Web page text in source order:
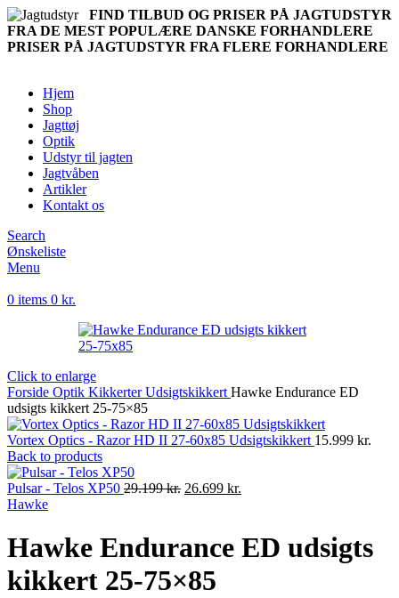
FIND TILBUD OG PRISER PÅ JAGTUDSTYR
FRA DE MEST POPULÆRE DANSKE FORHANDLERE
PRISER PÅ JAGTUDSTYR FRA FLERE FORHANDLERE
Hjem
Shop
Jagttøj
Optik
Udstyr til jagten
Jagtvåben
Artikler
Kontakt os
Search
Ønskeliste
Menu
0 items 0 kr.
Click to enlarge
Forside Optik KikkerterUdsigtskikkert Hawke Endurance ED
udsigts kikkert 25-75×85
Vortex Optics - Razor HD II 27-60x85 Udsigtskikkert 15.999 kr.
Back to products
Pulsar - Telos XP50 29.199kr. Original
29.199 kr..
26.699 kr.
26.699 kr..
Hawke
Hawke Endurance ED udsigts
kikkert 25-75×85